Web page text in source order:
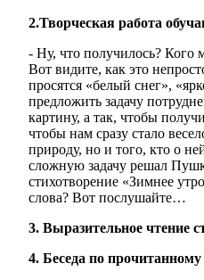
2.Творческая работа
- Ну, что получилось? Кого
Вот видите, как это
просятся «белый снег»,
предложить задачу
картину, а так, чтобы
чтобы нам сразу стало
природу, но и того, кто о
сложную задачу решал
стихотворение «Зимнее
слова? Вот послушайте…
3. Выразительное чтение
4. Беседа по прочитанному